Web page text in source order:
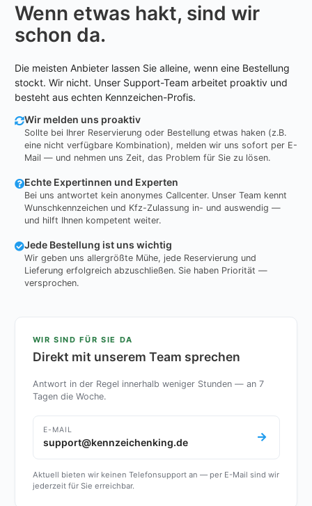
Wenn etwas hakt, sind wir
schon da.
Die meisten Anbieter lassen Sie alleine, wenn eine Bestellung
stockt. Wir nicht. Unser Support-Team arbeitet proaktiv und
besteht aus echten Kennzeichen-Profis.
Wir melden uns proaktiv
Sollte bei Ihrer Reservierung oder Bestellung etwas haken (z.B.
eine nicht verfügbare Kombination), melden wir uns sofort per E-
Mail — und nehmen uns Zeit, das Problem für Sie zu lösen.
Echte Expertinnen und Experten
Bei uns antwortet kein anonymes Callcenter. Unser Team kennt
Wunschkennzeichen und Kfz-Zulassung in- und auswendig —
und hilft Ihnen kompetent weiter.
Jede Bestellung ist uns wichtig
Wir geben uns allergrößte Mühe, jede Reservierung und
Lieferung erfolgreich abzuschließen. Sie haben Priorität —
versprochen.
WIR SIND FÜR SIE DA
Direkt mit unserem Team sprechen
Antwort in der Regel innerhalb weniger Stunden — an 7
Tagen die Woche.
E-MAIL
support@kennzeichenking.de
Aktuell bieten wir keinen Telefonsupport an — per E-Mail sind wir
jederzeit für Sie erreichbar.